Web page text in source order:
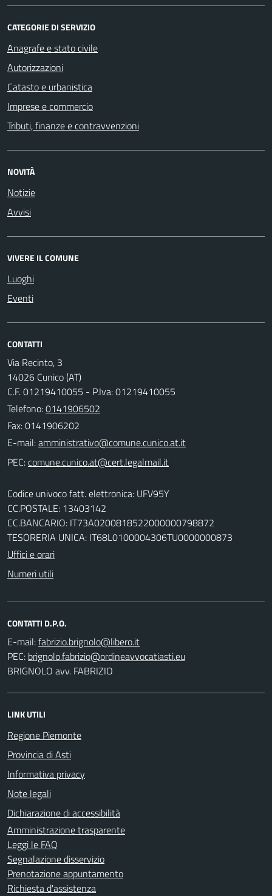
CATEGORIE DI SERVIZIO
Anagrafe e stato civile
Autorizzazioni
Catasto e urbanistica
Imprese e commercio
Tributi, finanze e contravvenzioni
NOVITÀ
Notizie
Avvisi
VIVERE IL COMUNE
Luoghi
Eventi
CONTATTI
Via Recinto, 3
14026 Cunico (AT)
C.F. 01219410055 - P.Iva: 01219410055
Telefono:0141906502
Fax: 0141906202
E-mail:
PEC:
Codice univoco fatt. elettronica: UFV95Y
CC.POSTALE: 13403142
CC.BANCARIO: IT73A0200818522000000798872
TESORERIA UNICA: IT68L0100004306TU0000000873
Uffici e orari
Numeri utili
CONTATTI D.P.O.
E-mail:
PEC:
BRIGNOLO avv. FABRIZIO
LINK UTILI
Regione Piemonte
Provincia di Asti
Informativa privacy
Note legali
Dichiarazione di accessibilità
Amministrazione trasparente
Leggi le FAQ
Segnalazione disservizio
Prenotazione appuntamento
Richiesta d'assistenza